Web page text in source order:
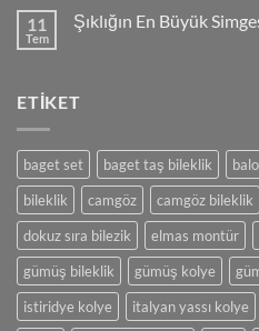
veya
ve
Yapımı
11
Tem
Şıklığın En Büyük
Büyük
ETIKET
baget set baget taş bileklik
bileklik
camgöz camgöz bileklik
dokuz sıra bilezik
elmas montür
gümüş bileklik
gümüş kolye
istiridye kolye
italyan yassı kolye